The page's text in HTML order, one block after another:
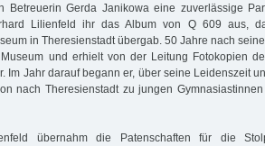
Betreuerin Gerda Janikowa eine zuverlässige
Lilienfeld ihr das Album von Q 609 aus,
in Theresienstadt übergab. 50 Jahre nach
und erhielt von der Leitung Fotokopien
Im Jahr darauf begann er, über seine Leidenszeit
nach Theresienstadt zu jungen
übernahm die Patenschaften für die